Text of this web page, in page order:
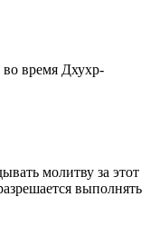
во время Дхухр-
молитву за этот
выполнять